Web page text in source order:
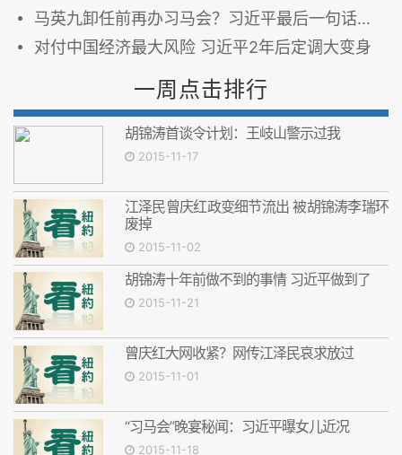
马英九卸任前再办习马会？习近平最后一句话留口风
对付中国经济最大风险 习近平2年后定调大变身
一周点击排行
胡锦涛首谈令计划：王岐山警示过我
2015-11-17
江泽民曾庆红政变细节流出 被胡锦涛李瑞环
废掉
2015-11-02
胡锦涛十年前做不到的事情 习近平做到了
2015-11-21
曾庆红大网收紧？网传江泽民哀求放过
2015-11-01
“习马会”晚宴秘闻：习近平曝女儿近况
2015-11-18